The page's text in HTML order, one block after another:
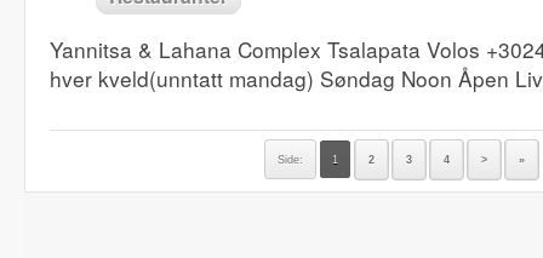
Yannitsa & Lahana Complex Tsalapata Volos
hver kveld(unntatt mandag) Søndag Noon Åpen
Side: 1 2 3 4 > »